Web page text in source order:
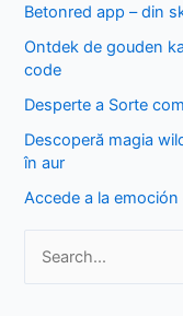
c
h
f
o
r
Betonred app – din
Ontdek de gouden
code
Desperte a Sorte
Descoperă magia
în aur
Accede a la